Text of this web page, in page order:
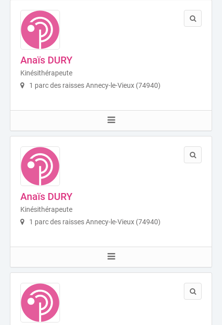
Anaïs DURY
Kinésithérapeute
1 parc des raisses Annecy-le-Vieux (74940)
Anaïs DURY
Kinésithérapeute
1 parc des raisses Annecy-le-Vieux (74940)